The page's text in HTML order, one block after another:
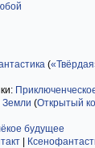
(
Земли (Открытый
будущее